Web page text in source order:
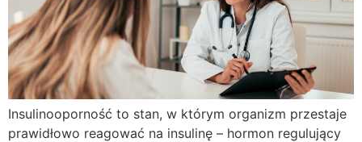
Insulinooporność to stan, w którym organizm przestaje
prawidłowo reagować na insulinę – hormon regulujący